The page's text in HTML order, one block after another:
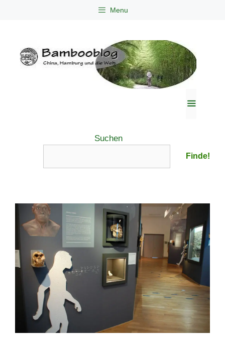
Menu
Suchen
Finde!